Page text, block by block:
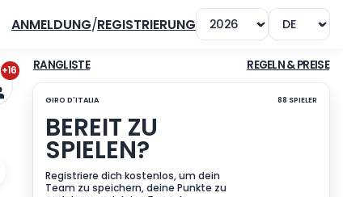
ANMELDUNG/REGISTRIERUNG
SPIELEN?
+16